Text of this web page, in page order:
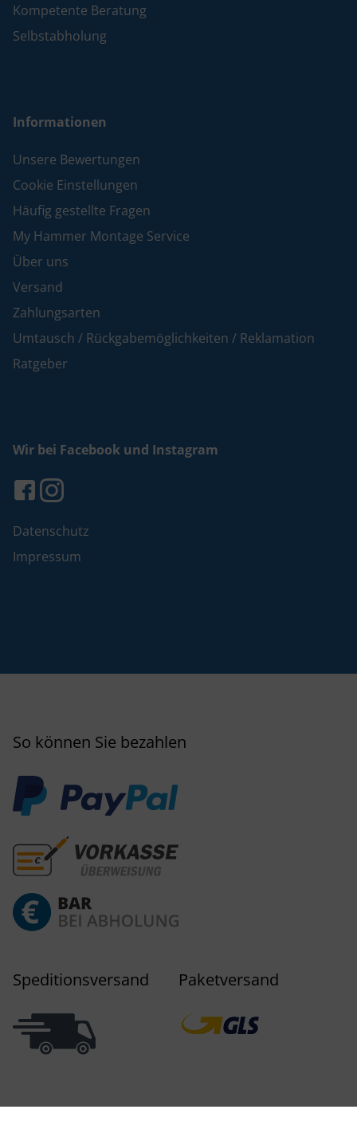
Kompetente Beratung
Selbstabholung
Informationen
Unsere Bewertungen
Cookie Einstellungen
Häufig gestellte Fragen
My Hammer Montage Service
Über uns
Versand
Zahlungsarten
Umtausch / Rückgabemöglichkeiten / Reklamation
Ratgeber
Wir bei Facebook und Instagram
Datenschutz
Impressum
So können Sie bezahlen
Speditionsversand Paketversand